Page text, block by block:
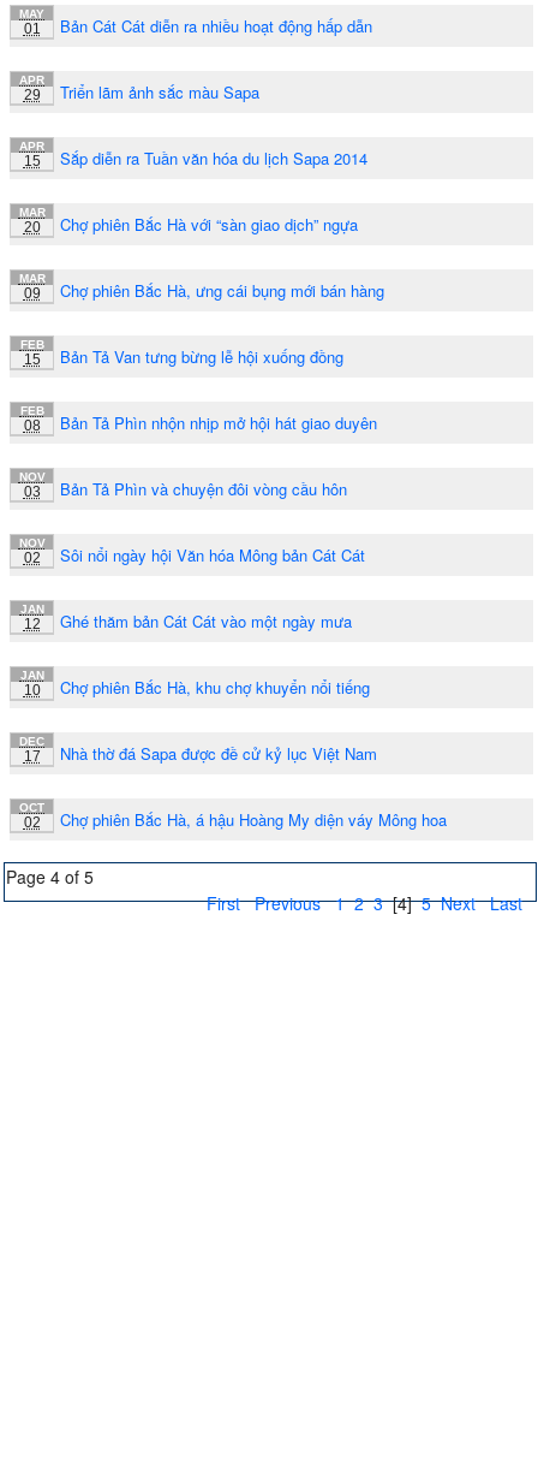
MAY
01 Bản Cát Cát diễn ra nhiều hoạt động hấp dẫn
APR
29 Triển lãm ảnh sắc màu Sapa
APR
15 Sắp diễn ra Tuần văn hóa du lịch Sapa 2014
MAR
20 Chợ phiên Bắc Hà với “sàn giao dịch” ngựa
MAR
09 Chợ phiên Bắc Hà, ưng cái bụng mới bán hàng
FEB
15 Bản Tả Van tưng bừng lễ hội xuống đồng
FEB
08 Bản Tả Phìn nhộn nhịp mở hội hát giao duyên
NOV
03 Bản Tả Phìn và chuyện đôi vòng cầu hôn
NOV
02 Sôi nổi ngày hội Văn hóa Mông bản Cát Cát
JAN
12 Ghé thăm bản Cát Cát vào một ngày mưa
JAN
10 Chợ phiên Bắc Hà, khu chợ khuyển nổi tiếng
DEC
17 Nhà thờ đá Sapa được đề cử kỷ lục Việt Nam
OCT
02 Chợ phiên Bắc Hà, á hậu Hoàng My diện váy Mông hoa
Page 4 of 5
First Previous 1 2 3 [4] 5 Next Last